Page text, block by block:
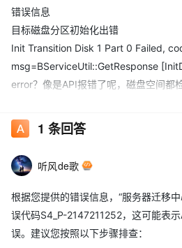
错误信息
目标磁盘分区初始化出错
Init Transition Disk 1 Part 0 Failed,
msg=BServiceUtil::GetResponse
error？像是API报错了呢，磁盘空间都
1 条回答
听风de歌
根据您提供的错误信息，“服务器迁移
误代码S4_P-2147211252，这可能表
误。建议您按照以下步骤排查：